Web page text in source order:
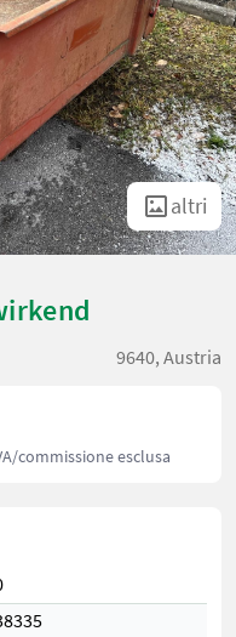
altri
9640, Austria
commissione esclusa